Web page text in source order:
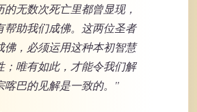
的无数次死亡里都曾显现，
帮助我们成佛。这两位圣者
佛，必须运用这种本初智慧
；唯有如此，才能令我们解
喀巴的见解是一致的。"